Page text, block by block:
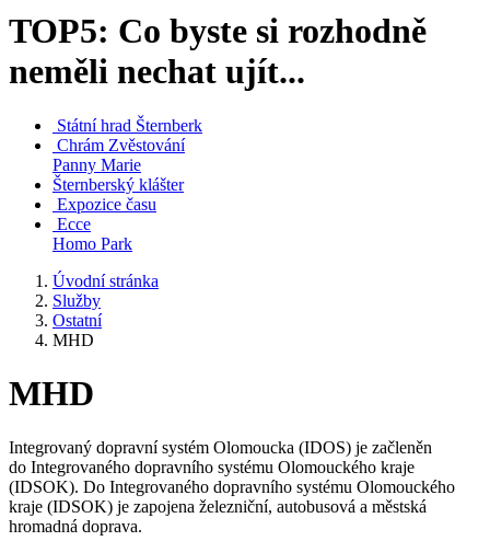
TOP5: Co byste si rozhodně
neměli nechat ujít...
Státní hrad Šternberk
Chrám Zvěstování
Panny Marie
Šternberský klášter
Expozice času
Ecce
Homo Park
Úvodní stránka
Služby
Ostatní
MHD
MHD
Integrovaný dopravní systém Olomoucka (IDOS) je začleněn
do Integrovaného dopravního systému Olomouckého kraje
(IDSOK). Do Integrovaného dopravního systému Olomouckého
kraje (IDSOK) je zapojena železniční, autobusová a městská
hromadná doprava.